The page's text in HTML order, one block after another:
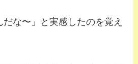
だな〜」と実感したのを覚え